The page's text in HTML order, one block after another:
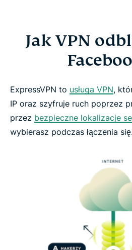
Jak VPN
ExpressVPN to usługa VPN,
IP oraz szyfruje ruch poprzez
przez bezpieczne lokalizacje
wybierasz podczas łączenia